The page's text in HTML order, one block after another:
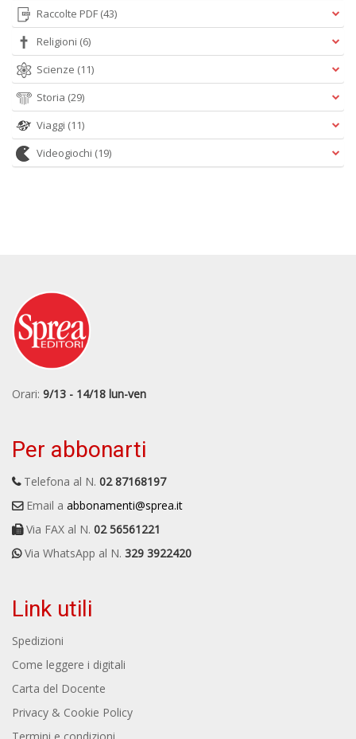
Raccolte PDF (43)
Religioni (6)
Scienze (11)
Storia (29)
Viaggi (11)
Videogiochi (19)
Orari: 9/13 - 14/18 lun-ven
Per abbonarti
Telefona al N. 02 87168197
Email a abbonamenti@sprea.it
Via FAX al N. 02 56561221
Via WhatsApp al N. 329 3922420
Link utili
Spedizioni
Come leggere i digitali
Carta del Docente
Privacy & Cookie Policy